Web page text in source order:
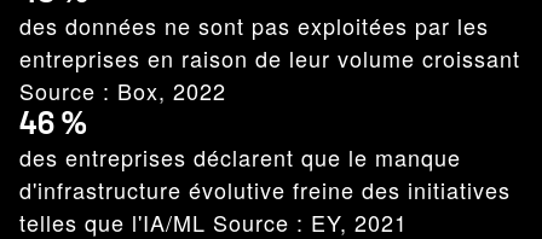
des données ne sont pas exploitées par les
entreprises en raison de leur volume croissant
Source : Box, 2022
46 %
des entreprises déclarent que le manque
d'infrastructure évolutive freine des initiatives
telles que l'IA/ML Source : EY, 2021